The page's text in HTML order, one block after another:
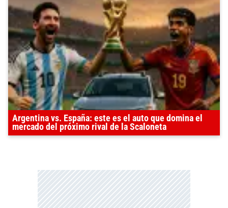
Argentina vs. España: este es el auto que domina el
mercado del próximo rival de la Scaloneta